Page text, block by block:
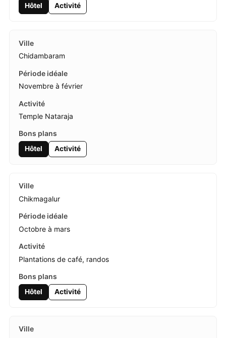
Hôtel Activité
Chidambaram
Novembre à février
Temple Nataraja
Hôtel Activité
Chikmagalur
Octobre à mars
Plantations de café, randos
Hôtel Activité